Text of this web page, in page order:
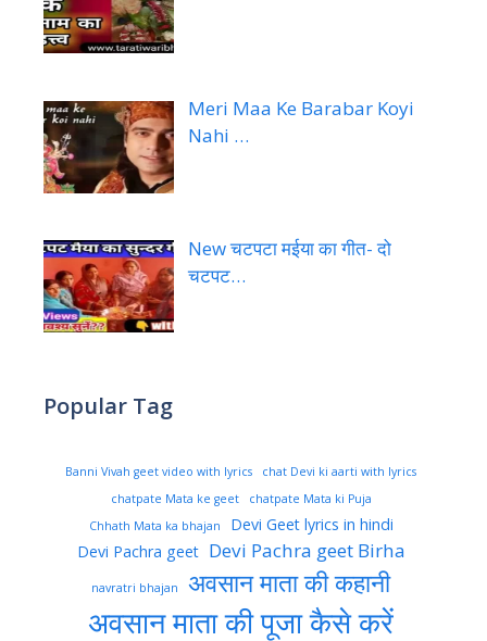
Meri Maa Ke Barabar Koyi
Nahi …
New चटपटा मईया का गीत- दो
चटपट…
Popular Tag
Banni Vivah geet video with lyrics
chat Devi ki aarti with lyrics
chatpate Mata ke geet
chatpate Mata ki Puja
Chhath Mata ka bhajan
Devi Geet lyrics in hindi
Devi Pachra geet Devi Pachra geet Birha
navratri bhajan अवसान माता की कहानी
अवसान माता की पूजा कैसे करें